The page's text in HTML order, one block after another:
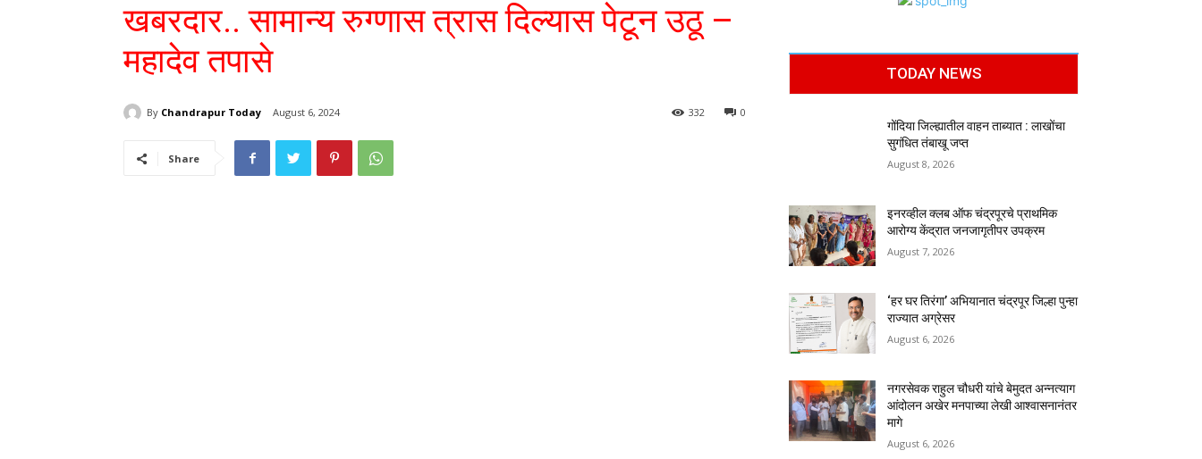
खबरदार.. सामान्य रुग्णास त्रास दिल्यास पेटून उठू –
महादेव तपासे
By Chandrapur Today August 6, 2024 0
332
Share
TODAY NEWS
गोंदिया जिल्ह्यातील वाहन ताब्यात : लाखोंचा
सुगंधित तंबाखू जप्त
August 8, 2026
इनरव्हील क्लब ऑफ चंद्रपूरचे प्राथमिक
आरोग्य केंद्रात जनजागृतीपर उपक्रम
August 7, 2026
‘हर घर तिरंगा’ अभियानात चंद्रपूर जिल्हा पुन्हा
राज्यात अग्रेसर
August 6, 2026
नगरसेवक राहुल चौधरी यांचे बेमुदत अन्नत्याग
आंदोलन अखेर मनपाच्या लेखी आश्वासनानंतर
मागे
August 6, 2026